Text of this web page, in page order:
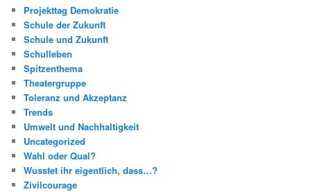
Projekttag Demokratie
Schule der Zukunft
Schule und Zukunft
Schulleben
Spitzenthema
Theatergruppe
Toleranz und Akzeptanz
Trends
Umwelt und Nachhaltigkeit
Uncategorized
Wahl oder Qual?
Wusstet ihr eigentlich, dass…?
Zivilcourage